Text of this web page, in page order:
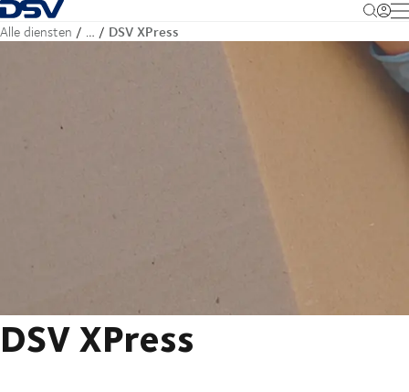
Terug naar startpagina
Alle diensten … DSV XPress
DSV XPress